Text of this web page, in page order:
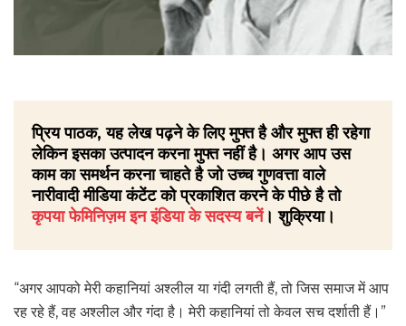
प्रिय पाठक, यह लेख पढ़ने के लिए मुफ्त है और मुफ्त ही रहेगा
लेकिन इसका उत्पादन करना मुफ्त नहीं है। अगर आप उस
काम का समर्थन करना चाहते है जो उच्च गुणवत्ता वाले
नारीवादी मीडिया कंटेंट को प्रकाशित करने के पीछे है तो
कृपया फेमिनिज़म इन इंडिया के सदस्य बनें। शुक्रिया।
“अगर आपको मेरी कहानियां अश्लील या गंदी लगती हैं, तो जिस समाज में आप
रह रहे हैं, वह अश्लील और गंदा है। मेरी कहानियां तो केवल सच दर्शाती हैं।”